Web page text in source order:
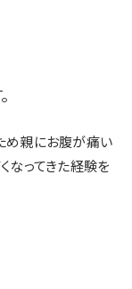
め親にお腹が痛い
なってきた経験を